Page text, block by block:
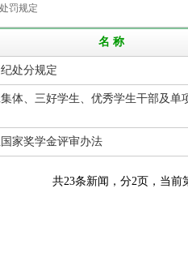
罚规定
名 称
处分规定
体、三好学生、优秀学生干部及单
家奖学金评审办法
共23条新闻，分2页，当前